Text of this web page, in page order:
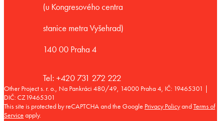
(u Kongresového centra
stanice metra Vyšehrad)
140 00 Praha 4
Tel: +420 731 272 222
Other Project s. r. o., Na Pankráci 480/49, 14000 Praha 4, IČ: 19465301 |
DIČ: CZ19465301
This site is protected by reCAPTCHA and the Google Privacy PolicyandTerms of
Service apply.